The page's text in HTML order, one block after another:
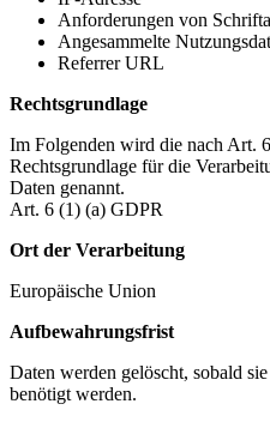
Anforderungen von
Angesammelte
Referrer URL
Rechtsgrundlage
Im Folgenden wird die nach Art.
Rechtsgrundlage für die
Daten genannt.
Art. 6 (1) (a) GDPR
Ort der Verarbeitung
Europäische Union
Aufbewahrungsfrist
Daten werden gelöscht, sobald
benötigt werden.